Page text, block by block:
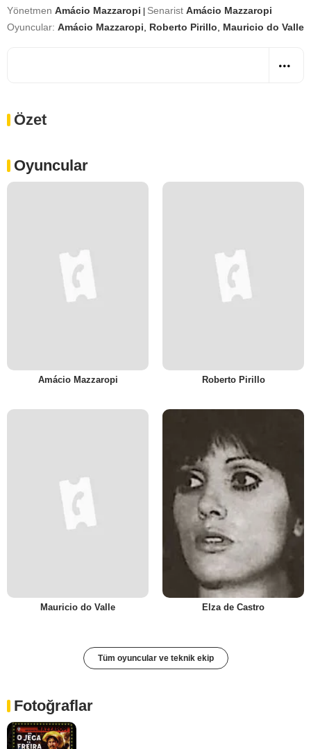
Yönetmen Amácio Mazzaropi Senarist Amácio Mazzaropi
Oyuncular: Amácio Mazzaropi Roberto Pirillo Mauricio do Valle
Özet
Oyuncular
Amácio Mazzaropi Roberto Pirillo
Mauricio do Valle Elza de Castro
Tüm oyuncular ve teknik ekip
Fotoğraflar